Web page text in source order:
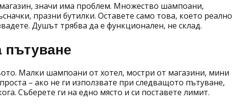
значи има проблем. Множество шампоани,
празни бутилки. Оставете само това, което реално
Душът трябва да е функционален, не склад.
пътуване
Малки шампоани от хотел, мостри от магазини, мини
– ако не ги използвате при следващото пътуване,
Съберете ги на едно място и си поставете лимит.